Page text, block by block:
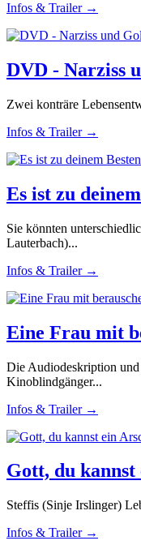
Infos & Trailer →
DVD - Narziss
Zwei konträre
Infos & Trailer →
Es ist zu
Sie könnten
Lauterbach)...
Infos & Trailer →
Eine Frau mit
Die Audiodeskription
Kinoblindgänger...
Infos & Trailer →
Gott, du kannst
Steffis (Sinje Irslinger)
Infos & Trailer →